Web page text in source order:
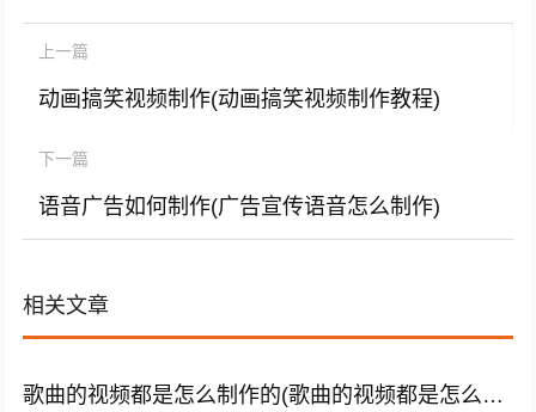
上一篇
动画搞笑视频制作(动画搞笑视频制作教程)
下一篇
语音广告如何制作(广告宣传语音怎么制作)
相关文章
歌曲的视频都是怎么制作的(歌曲的视频都是怎么制作的呢)